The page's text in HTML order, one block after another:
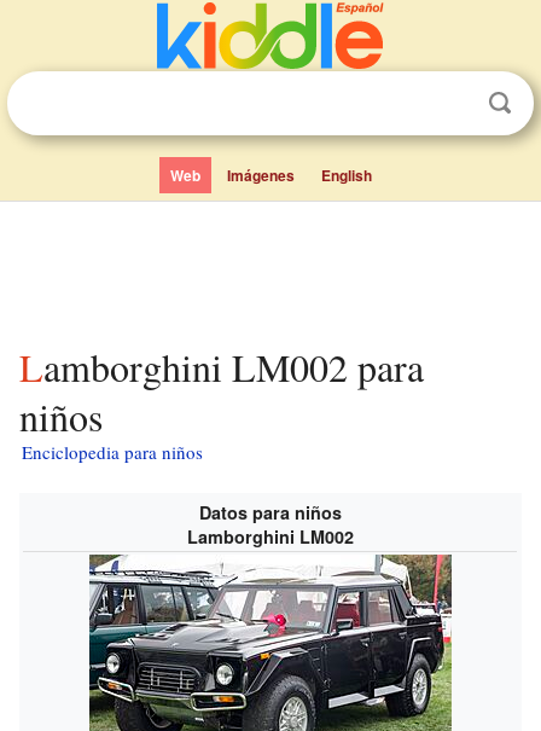
Web Imágenes English
Lamborghini LM002 para
niños
Enciclopedia para niños
Datos para niños
Lamborghini LM002